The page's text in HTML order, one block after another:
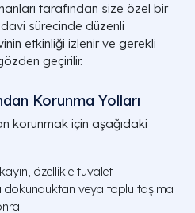
tarafından size özel bir
sürecinde düzenli
etkinliği izlenir ve gerekli
geçirilir.
Korunma Yolları
korunmak için aşağıdaki
özellikle tuvalet
dokunduktan veya toplu taşıma